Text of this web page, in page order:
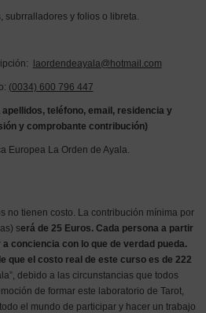
subrralladores y folios o libreta.
laordendeayala@hotmail.com
(0034) 600 796 447
teléfono, email, residencia y
y comprobante contribución)
Europea La Orden de Ayala.
no tienen costo. La contribución mínima por
será de 25 Euros. Cada persona a partir
conciencia con lo que de verdad pueda.
que el costo real de este curso es de 222
debido a las circunstancias que todos
de formar este laboratorio de Tarot,
el mundo de participar y hacer un trabajo